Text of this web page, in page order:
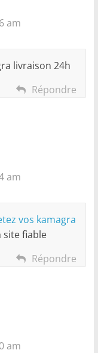
am
livraison 24h
Répondre
am
vos kamagra
site fiable
Répondre
am